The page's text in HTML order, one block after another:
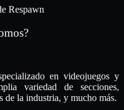
Respawn
en videojuegos y
variedad de secciones,
de la industria, y mucho más.